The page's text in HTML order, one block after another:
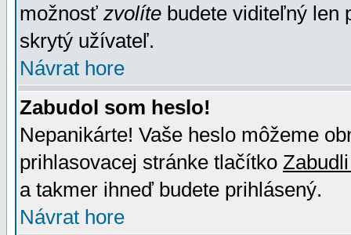
možnosť zvolíte budete viditeľný len
skrytý užívateľ.
Návrat hore
Zabudol som heslo!
Nepanikárte! Vaše heslo môžeme
prihlasovacej stránke tlačítko
a takmer ihneď budete prihlásený.
Návrat hore